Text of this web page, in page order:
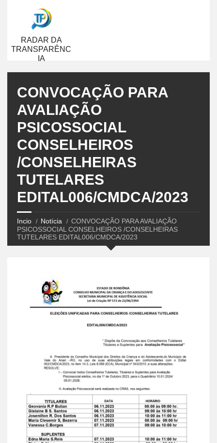
RADAR DA
TRANSPARÊNC
IA
CONVOCAÇÃO PARA
AVALIAÇÃO
PSICOSSOCIAL
CONSELHEIROS
/CONSELHEIRAS
TUTELARES
EDITAL006/CMDCA/2023
Incio Notícia
CONVOCAÇÃO PARA AVALIAÇÃO
PSICOSSOCIAL CONSELHEIROS /CONSELHEIRAS
TUTELARES EDITAL006/CMDCA/2023